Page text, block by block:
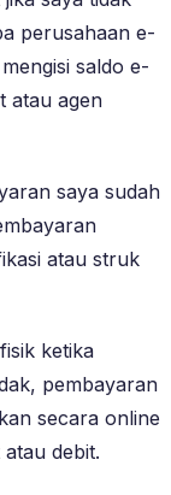
perusahaan e-
saldo e-
atau agen
saya sudah
atau struk
ketika
pembayaran
secara online
debit.